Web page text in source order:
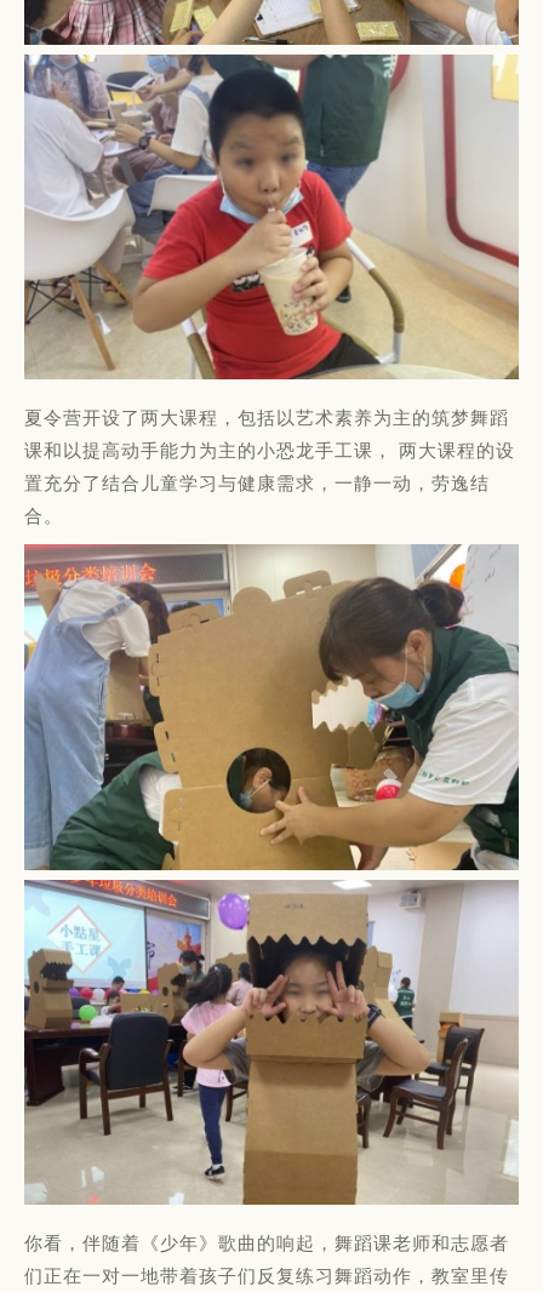
夏令营开设了两大课程，包括以艺术素养为主的筑梦舞蹈
课和以提高动手能力为主的小恐龙手工课， 两大课程的设
置充分了结合儿童学习与健康需求，一静一动，劳逸结
合。
你看，伴随着《少年》歌曲的响起，舞蹈课老师和志愿者
们正在一对一地带着孩子们反复练习舞蹈动作，教室里传